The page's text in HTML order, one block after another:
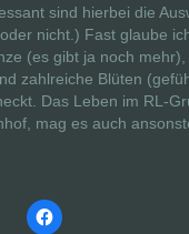
sind hierbei die
nicht.) Fast glaube
(es gibt ja noch
zahlreiche Blüten
Das Leben im RL-
mag es auch
K
l